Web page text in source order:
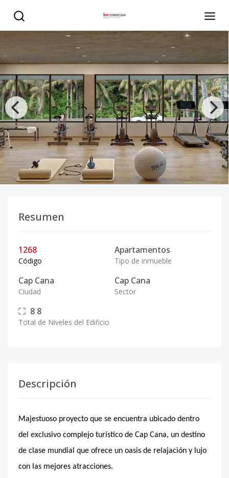
Resumen
1268
Código
Apartamentos
Tipo de inmueble
Cap Cana
Ciudad
Cap Cana
Sector
8 8
Total de Niveles del Edificio
Descripción
Majestuoso proyecto que se encuentra ubicado dentro
del exclusivo complejo turístico de Cap Cana, un destino
de clase mundial que ofrece un oasis de relajación y lujo
con las mejores atracciones.